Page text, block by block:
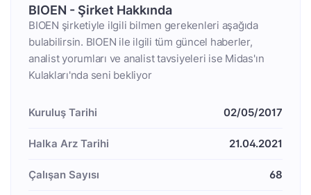
BIOEN - Şirket Hakkında
BIOEN şirketiyle ilgili bilmen gerekenleri aşağıda
bulabilirsin. BIOEN ile ilgili tüm güncel haberler,
analist yorumları ve analist tavsiyeleri ise Midas'ın
Kulakları'nda seni bekliyor
Kuruluş Tarihi 02/05/2017
Halka Arz Tarihi 21.04.2021
Çalışan Sayısı 68